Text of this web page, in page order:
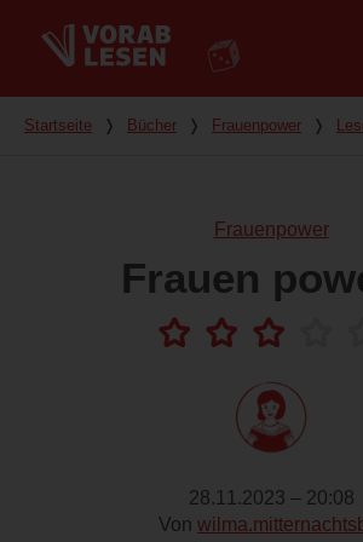
Du bist hier
Startseite ❭ Bücher ❭ Frauenpower ❭
Frauenpower
Frauen
28.11.2023 – 20:08
Von